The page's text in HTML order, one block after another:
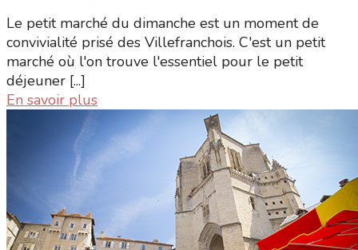
Le petit marché du dimanche est un moment de
convivialité prisé des Villefranchois. C'est un petit
marché où l'on trouve l'essentiel pour le petit
déjeuner [...]
En savoir plus